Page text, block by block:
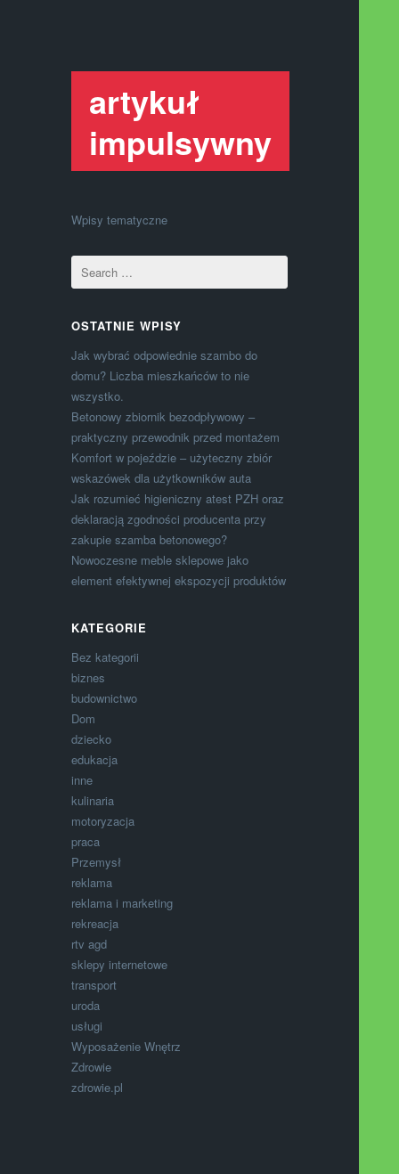
artykuł
impulsywny
Wpisy tematyczne
OSTATNIE WPISY
Jak wybrać odpowiednie szambo do
domu? Liczba mieszkańców to nie
wszystko.
Betonowy zbiornik bezodpływowy –
praktyczny przewodnik przed montażem
Komfort w pojeździe – użyteczny zbiór
wskazówek dla użytkowników auta
Jak rozumieć higieniczny atest PZH oraz
deklaracją zgodności producenta przy
zakupie szamba betonowego?
Nowoczesne meble sklepowe jako
element efektywnej ekspozycji produktów
KATEGORIE
Bez kategorii
biznes
budownictwo
Dom
dziecko
edukacja
inne
kulinaria
motoryzacja
praca
Przemysł
reklama
reklama i marketing
rekreacja
rtv agd
sklepy internetowe
transport
uroda
usługi
Wyposażenie Wnętrz
Zdrowie
zdrowie.pl